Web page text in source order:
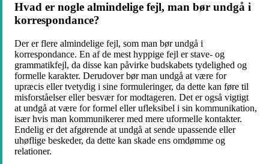
Hvad er nogle almindelige fejl, man bør undgå i
korrespondance?
Der er flere almindelige fejl, som man bør undgå i
korrespondance. En af de mest hyppige fejl er stave- og
grammatikfejl, da disse kan påvirke budskabets tydelighed og
formelle karakter. Derudover bør man undgå at være for
upræcis eller tvetydig i sine formuleringer, da dette kan føre til
misforståelser eller besvær for modtageren. Det er også vigtigt
at undgå at være for formel eller ufleksibel i sin kommunikation,
især hvis man kommunikerer med mere uformelle kontakter.
Endelig er det afgørende at undgå at sende upassende eller
uhøflige beskeder, da dette kan skade ens omdømme og
relationer.